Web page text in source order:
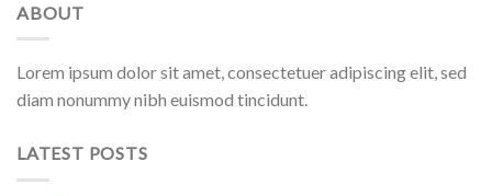
ABOUT
Lorem ipsum dolor sit amet, consectetuer adipiscing elit, sed
diam nonummy nibh euismod tincidunt.
LATEST POSTS